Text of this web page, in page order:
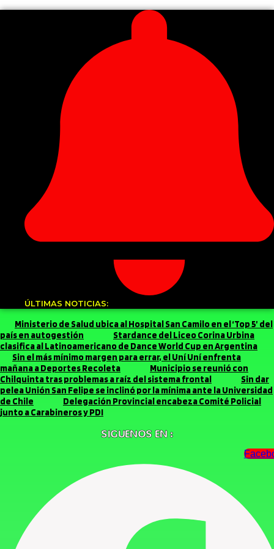
ÚLTIMAS NOTICIAS:
Ministerio de Salud ubica al Hospital San Camilo en el ‘Top 5’ del
país en autogestión
Stardance del Liceo Corina Urbina
clasifica al Latinoamericano de Dance World Cup en Argentina
Sin el más mínimo margen para errar, el Uní Uní enfrenta
mañana a Deportes Recoleta
Municipio se reunió con
Chilquinta tras problemas a raíz del sistema frontal
Sin dar
pelea Unión San Felipe se inclinó por la mínima ante la Universidad
de Chile
Delegación Provincial encabeza Comité Policial
junto a Carabineros y PDI
SIGUENOS EN :